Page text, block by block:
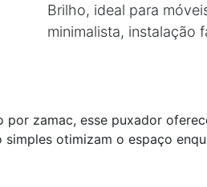
Brilho, ideal para
minimalista, instalação
por zamac, esse puxador
otimizam o espaço